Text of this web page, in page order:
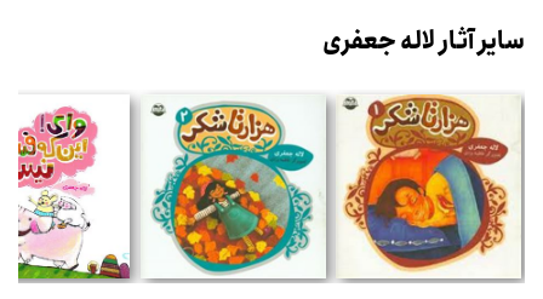
سایر آثار لاله جعفری